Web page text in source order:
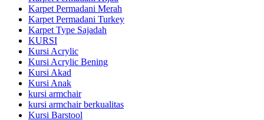
Karpet Permadani Merah
Karpet Permadani Turkey
Karpet Type Sajadah
KURSI
Kursi Acrylic
Kursi Acrylic Bening
Kursi Akad
Kursi Anak
kursi armchair
kursi armchair berkualitas
Kursi Barstool